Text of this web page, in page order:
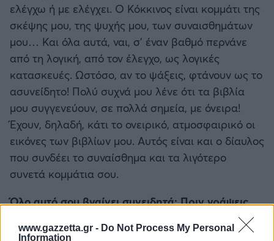
www.gazzetta.gr - Do Not Process My Personal
Information
ελέγχω ή με ελέγχει. Ο Κόκκινος είναι κομμάτι της
σκέψης μου, της ψυχής μου, των συναισθημάτων
μου… Και όλα αυτά, ναι, σ’ έναν βαθμό περνάνε
από τη λογική, από τον έλεγχο, ως λογικές
κατασκευές. Ωστόσο, αν το ψάξεις, φτάνουν ως το
ασυνείδητο! Πολύ συχνά μου λένε ότι τα βιβλία
μου συγγενεύουν, σε πολλά σημεία, με όνειρα!
Έχουν, δηλαδή, κάτι το ονειρικό, ατμοσφαιρικό οι
εικόνες των βιβλίων μου. Αυτός είναι και ο δίαυλος
που συνδέει το συναίσθημα και τα λιγότερο
συνετά κομμάτια σου.
Όλο αυτό σου βγαίνει συνειδητά; Πριν γράψεις,
φιλοσοφία κτλ;»